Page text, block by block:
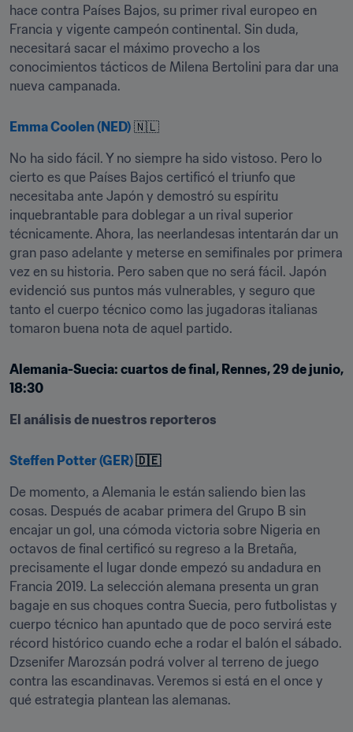
hace contra Países Bajos, su primer rival europeo en
Francia y vigente campeón continental. Sin duda,
necesitará sacar el máximo provecho a los
conocimientos tácticos de Milena Bertolini para dar una
nueva campanada.
Emma Coolen (NED) 🇳🇱
No ha sido fácil. Y no siempre ha sido vistoso. Pero lo
cierto es que Países Bajos certificó el triunfo que
necesitaba ante Japón y demostró su espíritu
inquebrantable para doblegar a un rival superior
técnicamente. Ahora, las neerlandesas intentarán dar un
gran paso adelante y meterse en semifinales por primera
vez en su historia. Pero saben que no será fácil. Japón
evidenció sus puntos más vulnerables, y seguro que
tanto el cuerpo técnico como las jugadoras italianas
tomaron buena nota de aquel partido.
Alemania-Suecia: cuartos de final, Rennes, 29 de junio,
18:30
El análisis de nuestros reporteros
Steffen Potter (GER) 🇩🇪
De momento, a Alemania le están saliendo bien las
cosas. Después de acabar primera del Grupo B sin
encajar un gol, una cómoda victoria sobre Nigeria en
octavos de final certificó su regreso a la Bretaña,
precisamente el lugar donde empezó su andadura en
Francia 2019. La selección alemana presenta un gran
bagaje en sus choques contra Suecia, pero futbolistas y
cuerpo técnico han apuntado que de poco servirá este
récord histórico cuando eche a rodar el balón el sábado.
Dzsenifer Marozsán podrá volver al terreno de juego
contra las escandinavas. Veremos si está en el once y
qué estrategia plantean las alemanas.